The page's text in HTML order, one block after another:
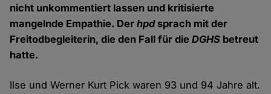
nicht unkommentiert lassen und kritisierte
mangelnde Empathie. Derhpdsprach mit der
Freitodbegleiterin, die den Fall für dieDGHS betreut
hatte.
Ilse und Werner Kurt Pick waren 93 und 94 Jahre alt.